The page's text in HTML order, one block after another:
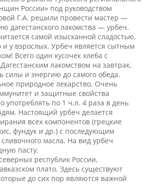
России» под руководством
Г.А. решили провести мастер —
дагестанского лакомства — урбеч.
самой изысканной сладостью,
и у взрослых. Урбеч является сытным
Всего один кусочек хлеба с
лакомством на завтрак,
силы и энергию до самого обеда.
природное лекарство. Очень
и защитные свойства
употреблять по 1 ч.л. 4 раза в день
Настоящий урбеч делается
всех компонентов (грецкие
фундук и др.) с последующим
масла. На вид урбеч
пасту.
республик России,
плато. Здесь существуют
до сих пор являются важной